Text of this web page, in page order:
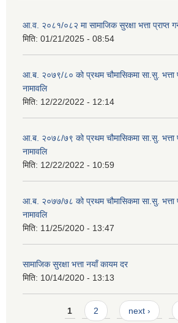
आ.व. २०८१/०८२ मा सामाजिक सुरक्षा भत्ता प्राप्त
मिति: 01/21/2025 - 08:54
आ.ब. २०७९/८० को प्रथम चौमासिकमा सा.सु. भत्ता
नामावलि
मिति: 12/22/2022 - 12:14
आ.ब. २०७८/७९ को प्रथम चौमासिकमा सा.सु. भत्ता
नामावलि
मिति: 12/22/2022 - 10:59
आ.ब. २०७७/७८ को प्रथम चौमासिकमा सा.सु. भत्ता
नामावलि
मिति: 11/25/2020 - 13:47
सामाजिक सुरक्षा भत्ता नयाँ कायम दर
मिति: 10/14/2020 - 13:13
Pages1 2 next ›